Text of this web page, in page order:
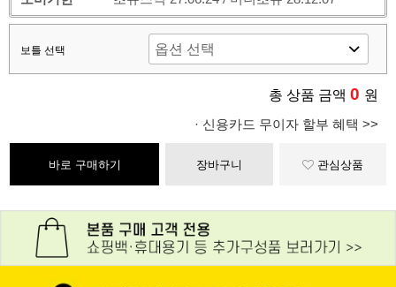
보틀 선택
총 상품 금액 0 원
· 신용카드 무이자 할부 혜택 >>
바로 구매하기 장바구니 관심상품